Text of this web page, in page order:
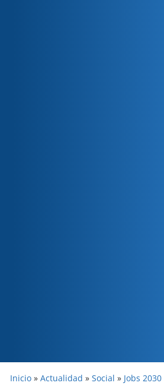
Inicio » Actualidad » Social » Jobs